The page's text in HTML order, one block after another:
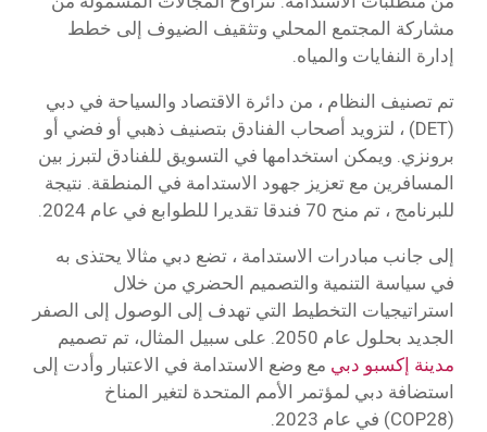
مشاركة المجتمع المحلي وتثقيف الضيوف إلى خطط
إدارة النفايات والمياه.
تم تصنيف النظام ، من دائرة الاقتصاد والسياحة في دبي
(DET) ، لتزويد أصحاب الفنادق بتصنيف ذهبي أو فضي أو
برونزي. ويمكن استخدامها في التسويق للفنادق لتبرز بين
المسافرين مع تعزيز جهود الاستدامة في المنطقة. نتيجة
للبرنامج ، تم منح 70 فندقا تقديرا للطوابع في عام 2024.
إلى جانب مبادرات الاستدامة ، تضع دبي مثالا يحتذى به
في سياسة التنمية والتصميم الحضري من خلال
استراتيجيات التخطيط التي تهدف إلى الوصول إلى الصفر
الجديد بحلول عام 2050. على سبيل المثال، تم تصميم
مدينة إكسبو دبي مع وضع الاستدامة في الاعتبار وأدت إلى
استضافة دبي لمؤتمر الأمم المتحدة لتغير المناخ
(COP28) في عام 2023.